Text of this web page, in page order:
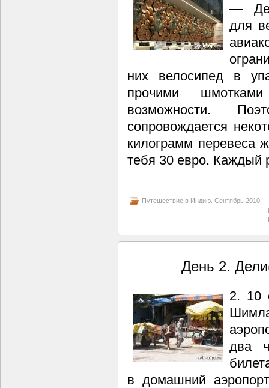
—
для
них велосипед в
прочими
возможности.
сопровождается
килограмм перевеса
тебя 30 евро. Каждый
Путешествие в Индию. Сентябрь 2010.
День 2.
2. 10
два
в домашний